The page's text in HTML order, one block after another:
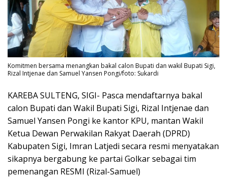
Komitmen bersama menangkan bakal calon Bupati dan wakil Bupati Sigi,
Rizal Intjenae dan Samuel Yansen Pongi/foto: Sukardi
KAREBA SULTENG, SIGI- Pasca mendaftarnya bakal
calon Bupati dan Wakil Bupati Sigi, Rizal Intjenae dan
Samuel Yansen Pongi ke kantor KPU, mantan Wakil
Ketua Dewan Perwakilan Rakyat Daerah (DPRD)
Kabupaten Sigi, Imran Latjedi secara resmi menyatakan
sikapnya bergabung ke partai Golkar sebagai tim
pemenangan RESMI (Rizal-Samuel)